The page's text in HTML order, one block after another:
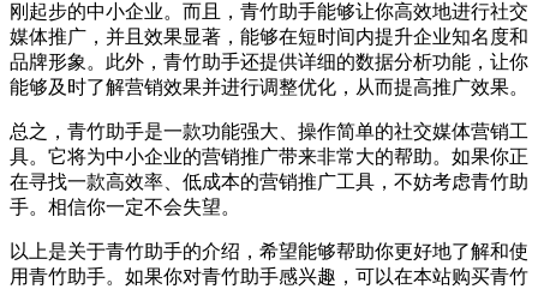
刚起步的中小企业。而且，青竹助手能够让你高效地进行社交
媒体推广，并且效果显著，能够在短时间内提升企业知名度和
品牌形象。此外，青竹助手还提供详细的数据分析功能，让你
能够及时了解营销效果并进行调整优化，从而提高推广效果。
总之，青竹助手是一款功能强大、操作简单的社交媒体营销工
具。它将为中小企业的营销推广带来非常大的帮助。如果你正
在寻找一款高效率、低成本的营销推广工具，不妨考虑青竹助
手。相信你一定不会失望。
以上是关于青竹助手的介绍，希望能够帮助你更好地了解和使
用青竹助手。如果你对青竹助手感兴趣，可以在本站购买青竹